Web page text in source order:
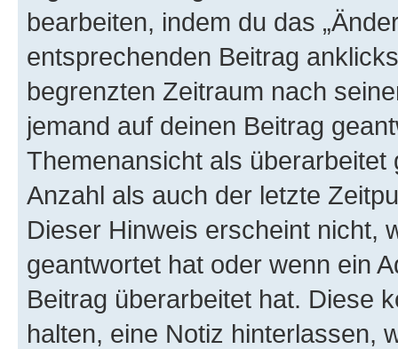
bearbeiten, indem du das
entsprechenden Beitrag
begrenzten Zeitraum nach
jemand auf deinen Beitrag
Themenansicht als
Anzahl als auch der letzte
Dieser Hinweis erscheint nicht,
geantwortet hat oder wenn ein
Beitrag überarbeitet hat. Diese
halten, eine Notiz hinterlassen,